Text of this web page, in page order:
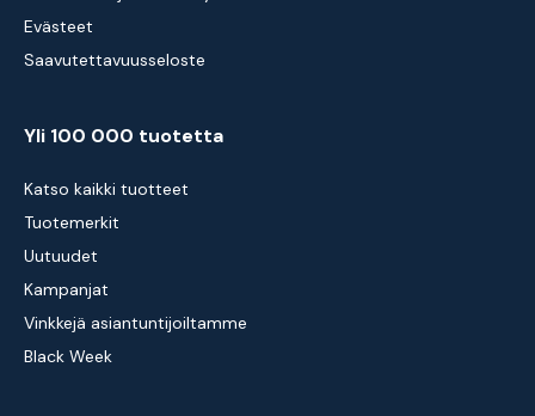
Evästeet
Saavutettavuusseloste
Yli 100 000 tuotetta
Katso kaikki tuotteet
Tuotemerkit
Uutuudet
Kampanjat
Vinkkejä asiantuntijoiltamme
Black Week